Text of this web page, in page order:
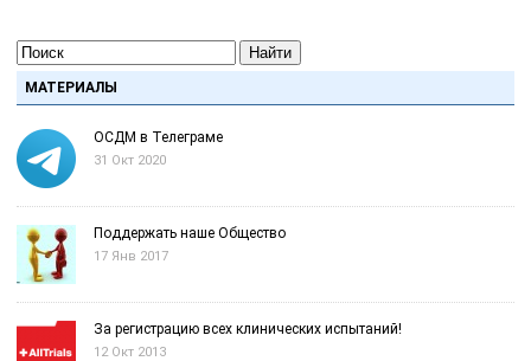
Найти
МАТЕРИАЛЫ
ОСДМ в Телеграме
31 Окт 2020
Поддержать наше Общество
17 Янв 2017
За регистрацию всех клинических испытаний!
12 Окт 2013